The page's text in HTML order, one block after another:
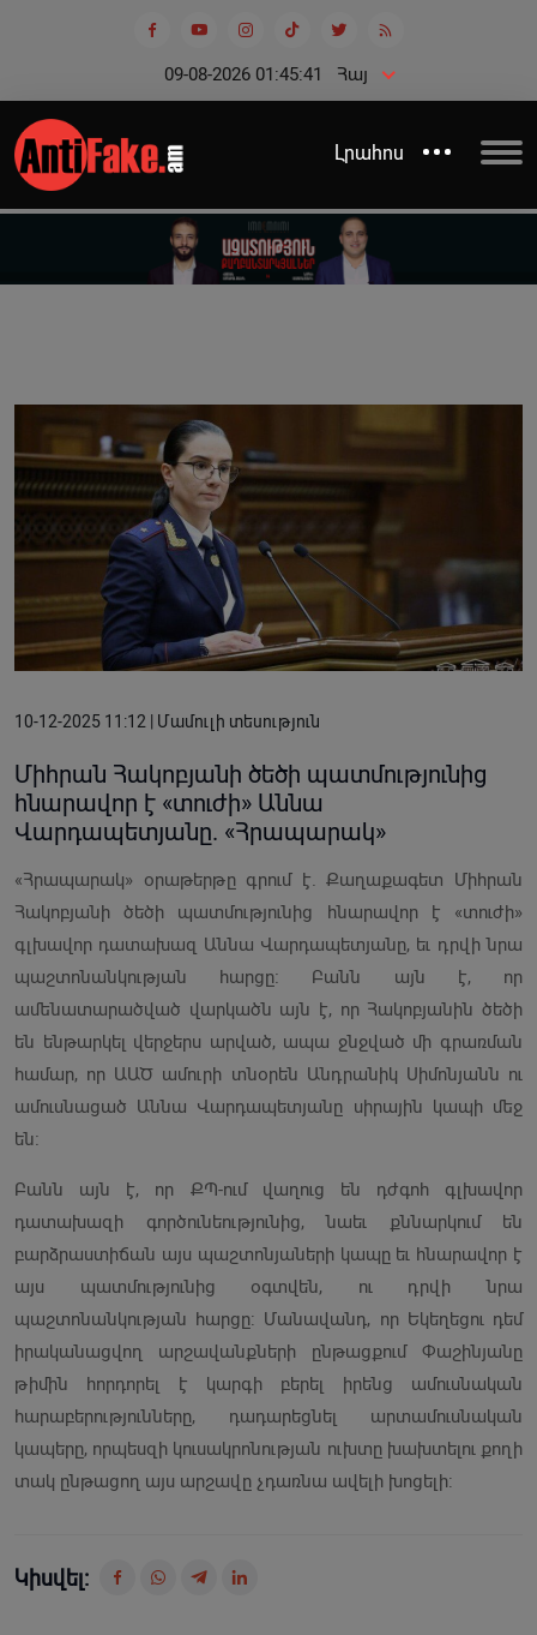
09-08-2026 01:45:41 Հայ
Լրահոս
10-12-2025 11:12 | Մամուլի տեսություն
Միհրան Հակոբյանի ծեծի պատմությունից
հնարավոր է «տուժի» Աննա
Վարդապետյանը. «Հրապարակ»
«Հրապարակ» օրաթերթը գրում է. Քաղաքագետ Միհրան
Հակոբյանի ծեծի պատ­մու­թյունից հնարավոր է «տուժի»
գլխավոր դատախազ Աննա Վարդապետյանը, եւ դրվի նրա
պաշտոնանկության հարցը։ Բանն այն է, որ
ամենատարածված վարկածն այն է, որ Հակոբյանին ծեծի
են ենթարկել վերջերս արված, ապա ջնջված մի գրառման
համար, որ ԱԱԾ ամուրի տնօրեն Անդրանիկ Սիմոնյանն ու
ամուսնացած Աննա Վարդապետյանը սիրային կապի մեջ
են։
Բանն այն է, որ ՔՊ-ում վաղուց են դժգոհ գլխավոր
դատախազի գործունեությունից, նաեւ քննարկում են
բարձրաստիճան այս պաշտոնյաների կապը եւ հնարավոր է
այս պատմությունից օգտվեն, ու դրվի նրա
պաշտոնանկության հարցը: Մանավանդ, որ Եկեղեցու դեմ
իրականացվող արշավանքների ընթացքում Փաշինյանը
թիմին հորդորել է կարգի բերել իրենց ամուսնական
հարաբերությունները, դադարեցնել արտամուսնական
կապերը, որպեսզի կուսակրոնության ուխտը խախտելու քողի
տակ ընթացող այս արշավը չդառնա ավելի խոցելի:
Կիսվել: